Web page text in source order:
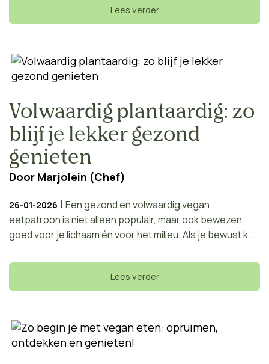
Lees verder
Volwaardig plantaardig: zo
blijf je lekker gezond
genieten
Door Marjolein (Chef)
26-01-2026 | Een gezond en volwaardig vegan
eetpatroon is niet alleen populair, maar ook bewezen
goed voor je lichaam én voor het milieu. Als je bewust k...
Lees verder